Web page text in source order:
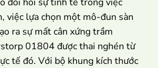
việc lựa chọn một mô-đun sàn
ra sự mất cân xứng trầm
01804 được thai nghén từ
tế đó. Với bộ khung kích thước